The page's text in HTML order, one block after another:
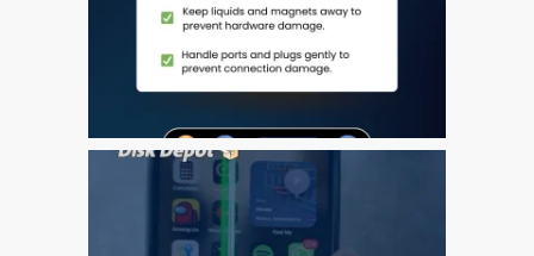
pour toujours!
Les réparations pour
l’iPhone d’Apple
série Apple MacBook
Écran sombre sur
MacBook, MacBook Pro,
MacBook Air et MacBook